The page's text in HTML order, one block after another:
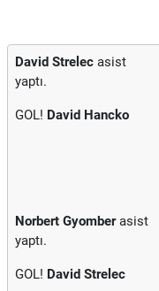
David Strelec asist
yaptı.
GOL! David Hancko
Norbert Gyomberasist
yaptı.
GOL! David Strelec